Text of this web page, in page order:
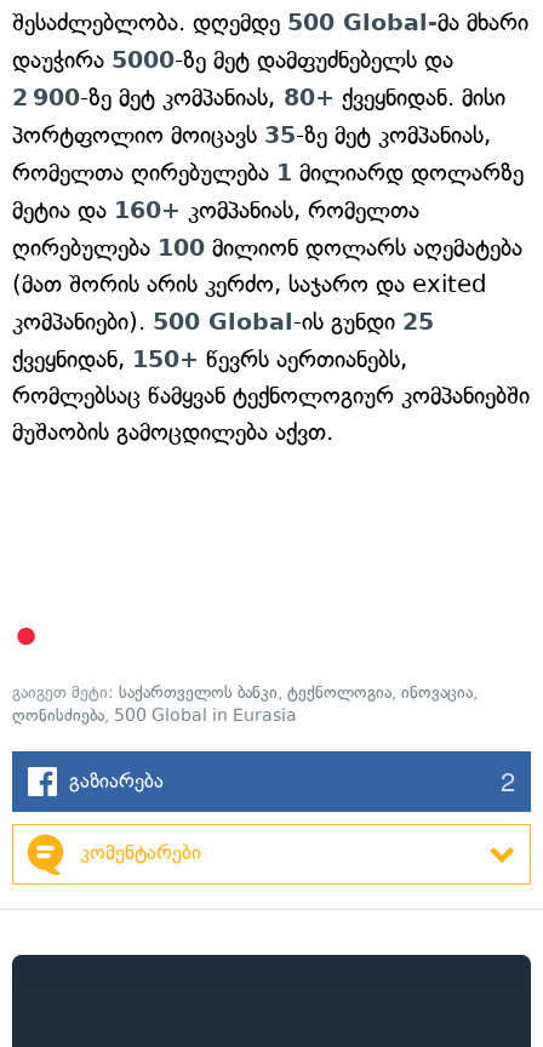
შესაძლებლობა. დღემდე 500 Global-მა მხარი
დაუჭირა 5000-ზე მეტ დამფუძნებელს და
2 900-ზე მეტ კომპანიას, 80+ ქვეყნიდან. მისი
პორტფოლიო მოიცავს 35-ზე მეტ კომპანიას,
რომელთა ღირებულება 1 მილიარდ დოლარზე
მეტია და 160+ კომპანიას, რომელთა
ღირებულება 100 მილიონ დოლარს აღემატება
(მათ შორის არის კერძო, საჯარო და exited
კომპანიები). 500 Global-ის გუნდი 25
ქვეყნიდან, 150+ წევრს აერთიანებს,
რომლებსაც წამყვან ტექნოლოგიურ კომპანიებში
მუშაობის გამოცდილება აქვთ.
გაიგეთ მეტი: საქართველოს ბანკი, ტექნოლოგია, ინოვაცია,
ღონისძიება, 500 Global in Eurasia
გაზიარება 2
კომენტარები